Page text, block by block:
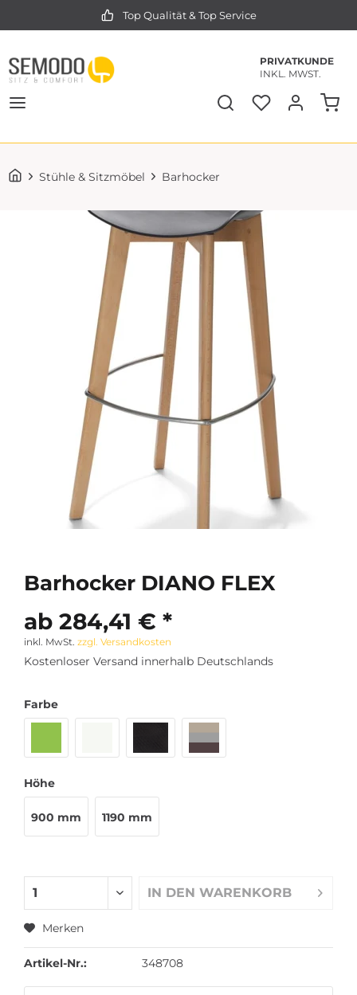
Top Qualität & Top Service
PRIVATKUNDE
INKL. MWST.
Stühle & Sitzmöbel Barhocker
Barhocker DIANO FLEX
ab 284,41 € *
inkl. MwSt. zzgl. Versandkosten
Kostenloser Versand innerhalb Deutschlands
Farbe
Höhe
900 mm 1190 mm
IN DEN WARENKORB
Merken
Artikel-Nr.: 348708